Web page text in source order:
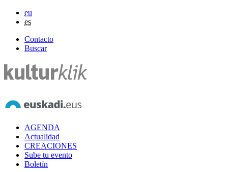
eu
es
Contacto
Buscar
AGENDA
Actualidad
CREACIONES
Sube tu evento
Boletín